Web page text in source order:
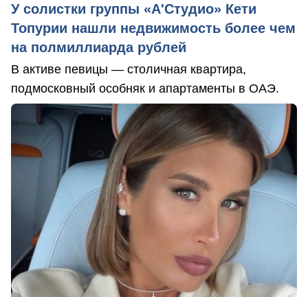
У солистки группы «А'Студио» Кети
Топурии нашли недвижимость более чем
на полмиллиарда рублей
В активе певицы — столичная квартира,
подмосковный особняк и апартаменты в ОАЭ.